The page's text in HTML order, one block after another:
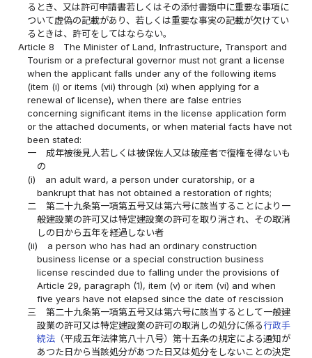
るとき、又は許可申請書若しくはその添付書類中に重要な事項に
ついて虚偽の記載があり、若しくは重要な事実の記載が欠けてい
るときは、許可をしてはならない。
Article 8
The Minister of Land, Infrastructure, Transport and
Tourism or a prefectural governor must not grant a license
when the applicant falls under any of the following items
(item (i) or items (vii) through (xi) when applying for a
renewal of license), when there are false entries
concerning significant items in the license application form
or the attached documents, or when material facts have not
been stated:
一
成年被後見人若しくは被保佐人又は破産者で復権を得ないも
の
(i)
an adult ward, a person under curatorship, or a
bankrupt that has not obtained a restoration of rights;
二
第二十九条第一項第五号又は第六号に該当することにより一
般建設業の許可又は特定建設業の許可を取り消され、その取消
しの日から五年を経過しない者
(ii)
a person who has had an ordinary construction
business license or a special construction business
license rescinded due to falling under the provisions of
Article 29, paragraph (1), item (v) or item (vi) and when
five years have not elapsed since the date of rescission
三
第二十九条第一項第五号又は第六号に該当するとして一般建
設業の許可又は特定建設業の許可の取消しの処分に係る行政手
続法（平成五年法律第八十八号）第十五条の規定による通知が
あつた日から当該処分があつた日又は処分をしないことの決定